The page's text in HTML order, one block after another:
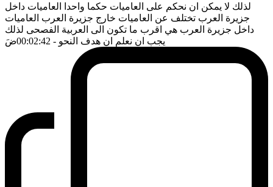
لذلك لا يمكن ان نحكم على العاميات حكما واحدا العاميات داخل
جزيرة العرب تختلف عن العاميات خارج جزيرة العرب العاميات
داخل جزيرة العرب هي اقرب ما تكون الى العربية الفصحى لذلك
يجب ان نعلم ان هدف النحو - 00:02:42 ضَ